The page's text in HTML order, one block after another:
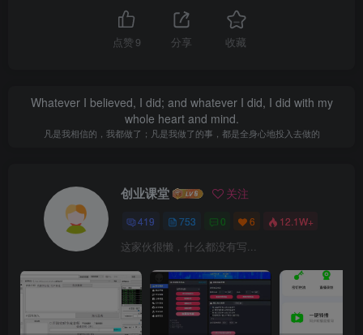
点赞 9 分享 收藏
Whatever I believed, I did; and whatever I did, I did with my
whole heart and mind.
凡是我相信的，我都做了；凡是我做了的事，都是全身心地投入去做的
创业课堂 关注
419 753 0 6 12.1W+
这家伙很懒，什么都没有写...